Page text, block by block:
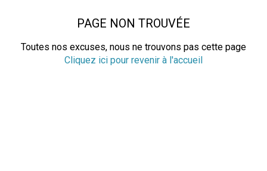
PAGE NON TROUVÉE
Toutes nos excuses, nous ne trouvons pas cette page
Cliquez ici pour revenir à l'accueil